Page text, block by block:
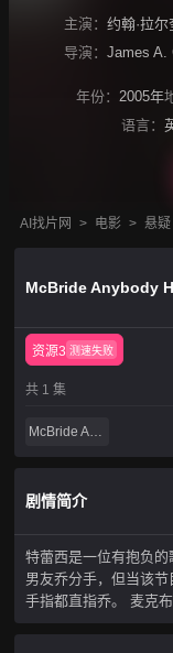
主演： 约翰·拉尔
导演： James A.
年份： 2005年
语言：
AI找片网 > 电影 > 悬疑
McBride Anybody
资源3 测速失败
共 1 集
McBride Anybody Here Murder Marty
剧情简介
特蕾西是一位有抱负
男友乔分手，但当该
手指都直指乔。 麦克